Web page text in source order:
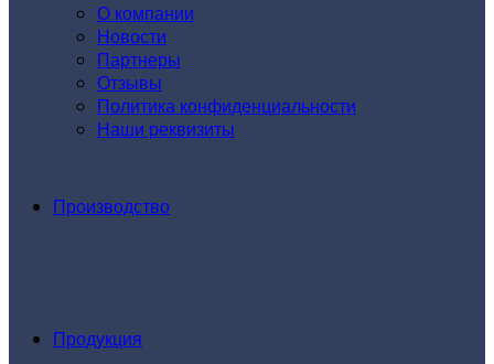
О компании
Новости
Партнеры
Отзывы
Политика конфиденциальности
Наши реквизиты
Производство
Продукция